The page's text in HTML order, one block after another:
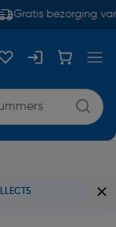
Gratis bezorging